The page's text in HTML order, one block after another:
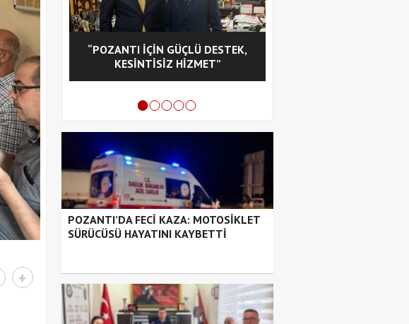
+
“POZANTI İÇİN GÜÇLÜ DESTEK,
KESİNTİSİZ HİZMET”
POZANTI’DA FECİ KAZA: MOTOSİKLET
SÜRÜCÜSÜ HAYATINI KAYBETTİ